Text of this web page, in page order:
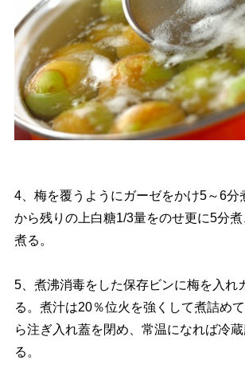
4、梅を覆うようにガーゼをかけ5～6分
から残りの上白糖1/3量をのせ更に5分
煮る。
5、煮沸消毒をした保存ビンに梅を入れ
る。煮汁は20％位火を強くして煮詰め
ら注ぎ入れ蓋を閉め、常温になれば冷
る。